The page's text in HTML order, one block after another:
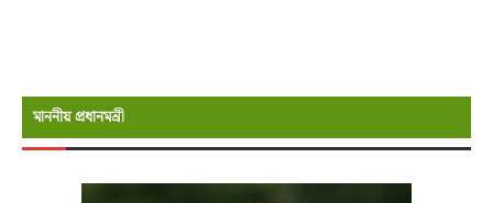
মাননীয় প্রধানমন্রী